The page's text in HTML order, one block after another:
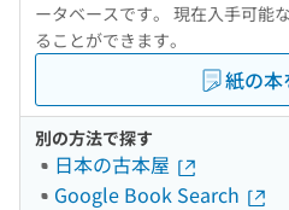
ータベースです。 現在入手可能
ることができます。
紙の本
別の方法で探す
日本の古本屋
Google Book Search